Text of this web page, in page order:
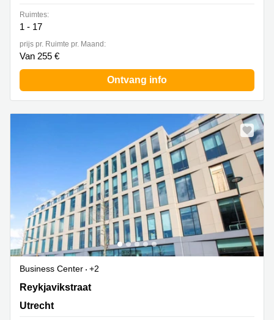
Ruimtes:
1 - 17
prijs pr. Ruimte pr. Maand:
Van 255 €
Ontvang info
Business Center
+2
Reykjavikstraat 1, Utrecht
Reykjavikstraat
Utrecht